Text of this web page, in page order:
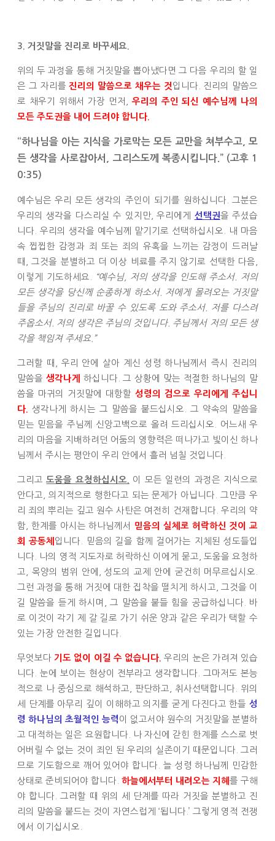
3. 거짓말을 진리로 바꾸세요.
위의 두 과정을 통해 거짓말을 뽑아냈다면 그 다음 우리의 할 일
은 그 자리를진리의 말씀으로 채우는 것 입니다. 진리의 말씀으
로 채우기 위해서 가장 먼저, 우리의 주인 되신 예수님께 나의
모든 주도권을 내어 드려야 합니다.
“하나님을 아는 지식을 가로막는 모든 교만을 쳐부수고, 모
든 생각을 사로잡아서, 그리스도께 복종시킵니다.” (고후 1
0:35)
예수님은 우리 모든 생각의 주인이 되기를 원하십니다. 그분은
우리의 생각을 다스리실 수 있지만, 우리에게 선택권 을 주셨습
니다. 우리의 생각을 예수님께 맡기기로 선택하십시오. 내 마음
속 찝찝한 감정과 죄 또는 죄의 유혹을 느끼는 감정이 드러날
때, 그것을 분별하고 더 이상 비료를 주지 않기로 선택한 다음,
이렇게 기도하세요.
“예수님, 저의 생각을 인도해 주소서. 저의
모든 생각을 당신께 순종하게 하소서. 저에게 몰려오는 거짓말
들을 주님의 진리로 바꿀 수 있도록 도와 주소서. 저를 다스려
주옵소서. 저의 생각은 주님의 것입니다. 주님께서 저의 모든 생
각을 책임져 주세요.”
그러할 때, 우리 안에 살아 계신 성령 하나님께서 즉시 진리의
말씀을 생각나게
하십니다. 그 상황에 맞는 적절한 하나님의 말
씀을 마귀의 거짓말에 대항할 성령의 검으로 우리에게 주십니
다.
생각나게 하시는 그 말씀을 붙드십시오. 그 약속의 말씀을
믿는 믿음을 주님께 신앙고백으로 올려 드리십시오. 어느새 우
리의 마음을 지배하려던 어둠의 영향력은 떠나가고 빛이신 하나
님께서 주시는 평안이 우리 안에서 흘러 넘칠 것입니다.
그리고도움을 요청하십시오.
이 모든 일련의 과정은 지식으로
안다고, 의지적으로 행한다고 되는 문제가 아닙니다. 그만큼 우
리 죄의 뿌리는 깊고 원수 사탄은 여전히 건재합니다. 우리의 약
함, 한계를 아시는 하나님께서
믿음의 실체로 허락하신 것이 교
회 공동체 입니다. 믿음의 길을 함께 걸어가는 지체된 성도들입
니다. 나의 영적 지도자로 허락하신 이에게 묻고, 도움을 요청하
고, 목양의 범위 안에, 성도의 교제 안에 굳건히 머무르십시오.
그런 과정을 통해 거짓에 대한 집착을 떨치게 하시고, 그것을 이
길 말씀을 듣게 하시며, 그 말씀을 붙들 힘을 공급하십니다. 바
로 이것이 각기 제 갈 길로 가기 쉬운 양과 같은 우리가 택할 수
있는 가장 안전한 길입니다.
무엇보다 기도 없이 이길 수 없습니다. 우리의 눈은 가려져 있습
니다. 눈에 보이는 현상이 전부라고 생각합니다. 그마저도 본능
적으로 나 중심으로 해석하고, 판단하고, 취사선택합니다. 위의
세 단계를 아무리 깊이 이해하고 의지를 굳게 다진다고 한들 성
령 하나님의 초월적인 능력 이 없고서야 원수의 거짓말을 분별하
고 대적하는 일은 요원합니다. 나 자신에 갇힌 한계를 스스로 벗
어버릴 수 없는 것이 죄인 된 우리의 실존이기 때문입니다. 그러
므로 기도함으로 깨어 있어야 합니다. 늘 성령 하나님께 민감한
상태로 준비되어야 합니다. 하늘에서부터 내려오는 지혜 를 구해
야 합니다. 그러할 때 위의 세 단계를 따라 거짓을 분별하고 진
리의 말씀을 붙드는 것이 자연스럽게 ‘됩니다.’ 그렇게 영적 전쟁
에서 이기십시오.